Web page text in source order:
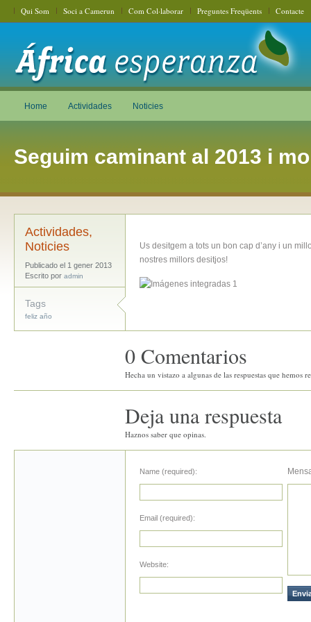
Qui Som Soci a Camerun Com Col·laborar Preguntes Freqüents Contacte
Home Actividades Noticies
Seguim caminant al 2013 i
Actividades,
Noticies
Publicado el 1 gener 2013
Escrito por admin
Tags
feliz año
Us desitgem a tots un bon cap d’any i un
nostres millors desitjos!
0 Comentarios
Hecha un vistazo a algunas de las respuestas que hemos
Deja una respuesta
Haznos saber que opinas.
Name (required):
Email (required):
Website: